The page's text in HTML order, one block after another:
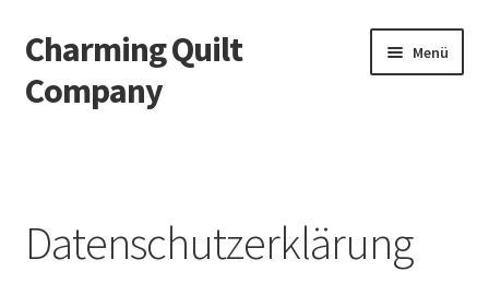
Zur
Navigation
springen
Zum
Inhalt
springen
Charming Quilt
Company
Menü
Blog
Datenschutzerklärung